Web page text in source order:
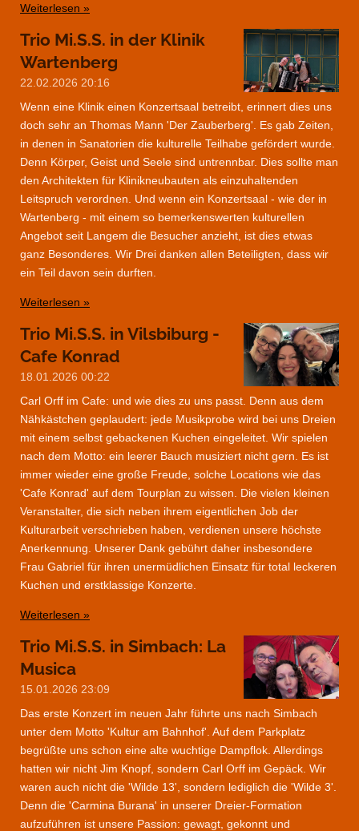
Weiterlesen »
Trio Mi.S.S. in der Klinik
Wartenberg
22.02.2026 20:16
Wenn eine Klinik einen Konzertsaal betreibt, erinnert dies uns
doch sehr an Thomas Mann 'Der Zauberberg'. Es gab Zeiten,
in denen in Sanatorien die kulturelle Teilhabe gefördert wurde.
Denn Körper, Geist und Seele sind untrennbar. Dies sollte man
den Architekten für Klinikneubauten als einzuhaltenden
Leitspruch verordnen. Und wenn ein Konzertsaal - wie der in
Wartenberg - mit einem so bemerkenswerten kulturellen
Angebot seit Langem die Besucher anzieht, ist dies etwas
ganz Besonderes. Wir Drei danken allen Beteiligten, dass wir
ein Teil davon sein durften.
Weiterlesen »
Trio Mi.S.S. in Vilsbiburg -
Cafe Konrad
18.01.2026 00:22
Carl Orff im Cafe: und wie dies zu uns passt. Denn aus dem
Nähkästchen geplaudert: jede Musikprobe wird bei uns Dreien
mit einem selbst gebackenen Kuchen eingeleitet. Wir spielen
nach dem Motto: ein leerer Bauch musiziert nicht gern. Es ist
immer wieder eine große Freude, solche Locations wie das
'Cafe Konrad' auf dem Tourplan zu wissen. Die vielen kleinen
Veranstalter, die sich neben ihrem eigentlichen Job der
Kulturarbeit verschrieben haben, verdienen unsere höchste
Anerkennung. Unserer Dank gebührt daher insbesondere
Frau Gabriel für ihren unermüdlichen Einsatz für total leckeren
Kuchen und erstklassige Konzerte.
Weiterlesen »
Trio Mi.S.S. in Simbach: La
Musica
15.01.2026 23:09
Das erste Konzert im neuen Jahr führte uns nach Simbach
unter dem Motto 'Kultur am Bahnhof'. Auf dem Parkplatz
begrüßte uns schon eine alte wuchtige Dampflok. Allerdings
hatten wir nicht Jim Knopf, sondern Carl Orff im Gepäck. Wir
waren auch nicht die 'Wilde 13', sondern lediglich die 'Wilde 3'.
Denn die 'Carmina Burana' in unserer Dreier-Formation
aufzuführen ist unsere Passion: gewagt, gekonnt und